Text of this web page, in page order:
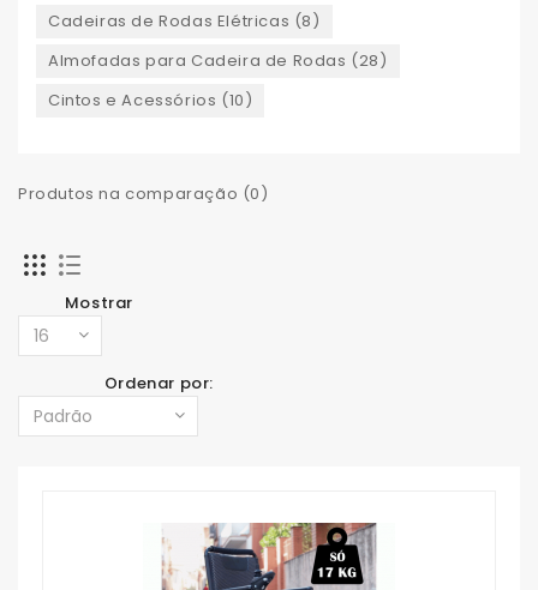
Cadeiras de Rodas Elétricas (8)
Almofadas para Cadeira de Rodas (28)
Cintos e Acessórios (10)
Produtos na comparação (0)
Mostrar
Ordenar por: